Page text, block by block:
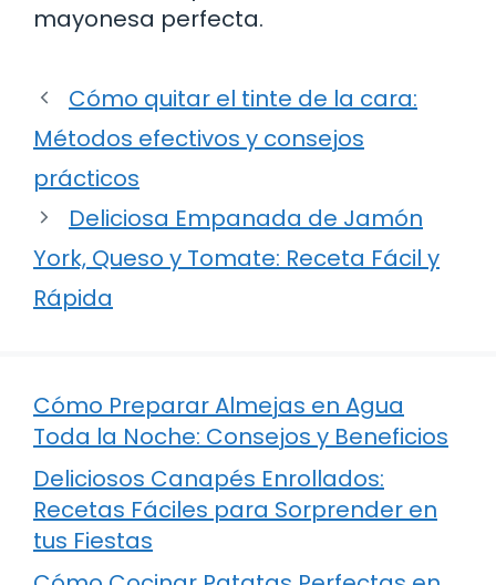
mayonesa perfecta.
Cómo quitar el tinte de la cara:
Métodos efectivos y consejos
prácticos
Deliciosa Empanada de Jamón
York, Queso y Tomate: Receta Fácil y
Rápida
Cómo Preparar Almejas en Agua
Toda la Noche: Consejos y Beneficios
Deliciosos Canapés Enrollados:
Recetas Fáciles para Sorprender en
tus Fiestas